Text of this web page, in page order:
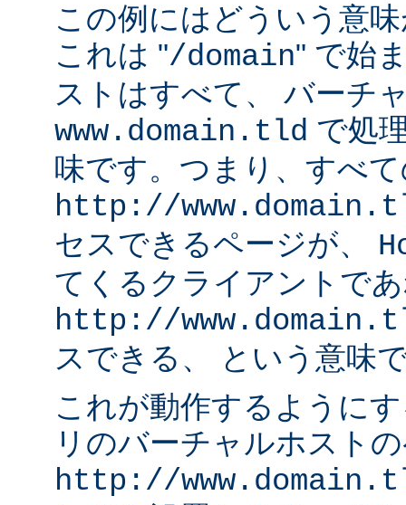
この例にはどういう意
これは "/domain" で始
ストはすべて、 バーチ
www.domain.tld で処
味です。つまり、すべ
http://
セスできるページが、
てくるクライアントで
http://
スできる、 という意味
これが動作するように
リのバーチャルホスト
http://